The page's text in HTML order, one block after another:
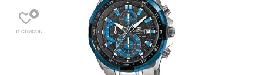
в список